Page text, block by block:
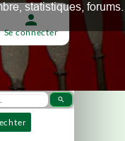
search
person
Se connecter
statistiques, forums.